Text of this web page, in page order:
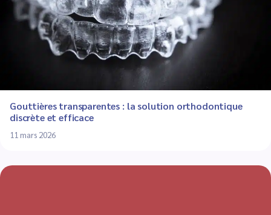
Gouttières transparentes : la solution orthodontique
discrète et efficace
11 mars 2026